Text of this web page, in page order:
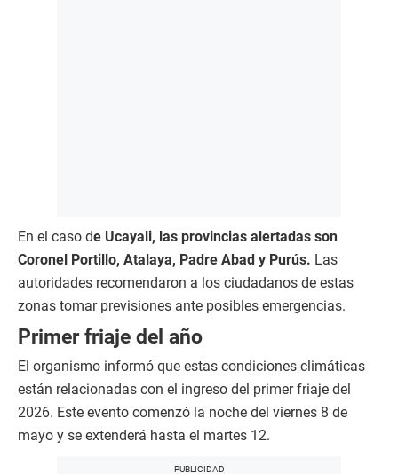
En el caso de Ucayali, las provincias alertadas son
Coronel Portillo, Atalaya, Padre Abad y Purús. Las
autoridades recomendaron a los ciudadanos de estas
zonas tomar previsiones ante posibles emergencias.
Primer friaje del año
El organismo informó que estas condiciones climáticas
están relacionadas con el ingreso del primer friaje del
2026. Este evento comenzó la noche del viernes 8 de
mayo y se extenderá hasta el martes 12.